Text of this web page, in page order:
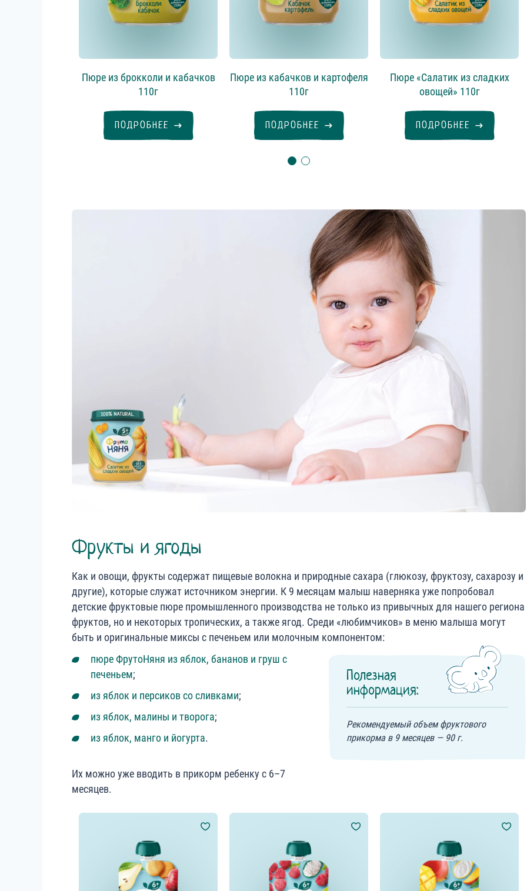
Пюре из брокколи и кабачков
110г
ПОДРОБНЕЕ
Пюре из кабачков и картофеля
110г
ПОДРОБНЕЕ
Пюре «Салатик из сладких
овощей» 110г
ПОДРОБНЕЕ
Фрукты и ягоды
Как и овощи, фрукты содержат пищевые волокна и природные сахара (глюкозу, фруктозу, сахарозу и
другие), которые служат источником энергии. К 9 месяцам малыш наверняка уже попробовал
детские фруктовые пюре промышленного производства не только из привычных для нашего региона
фруктов, но и некоторых тропических, а также ягод. Среди «любимчиков» в меню малыша могут
быть и оригинальные миксы с печеньем или молочным компонентом:
Полезная
информация:
Рекомендуемый объем фруктового
прикорма в 9 месяцев — 90 г.
пюре ФрутоНяня из яблок, бананов и груш с
печеньем;
из яблок и персиков со сливками;
из яблок, малины и творога;
из яблок, манго и йогурта.
Их можно уже вводить в прикорм ребенку с 6–7
месяцев.